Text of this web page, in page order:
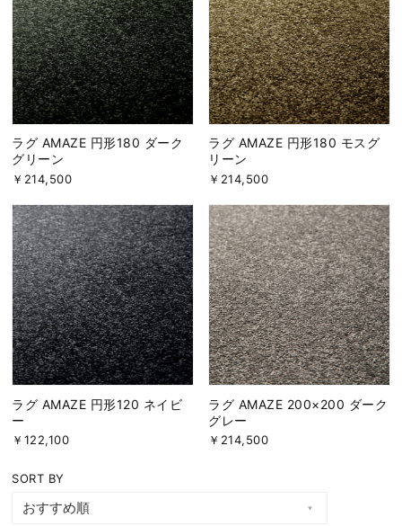
ラグ AMAZE 円形180 ダーク
グリーン
￥214,500
ラグ AMAZE 円形180 モスグ
リーン
￥214,500
ラグ AMAZE 円形120 ネイビ
ー
￥122,100
ラグ AMAZE 200×200 ダーク
グレー
￥214,500
SORT BY